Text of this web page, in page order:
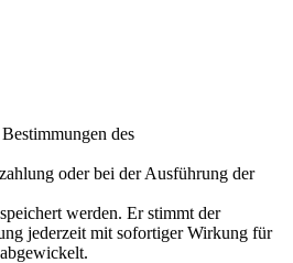
des
oder bei der Ausführung der
werden. Er stimmt der
jederzeit mit sofortiger Wirkung für